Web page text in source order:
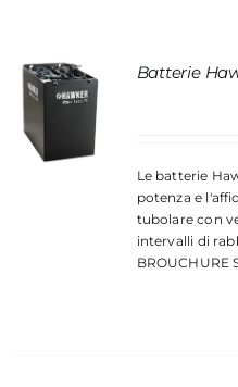
Batterie
Le batterie
potenza e
tubolare con
intervalli di
BROUCHURE